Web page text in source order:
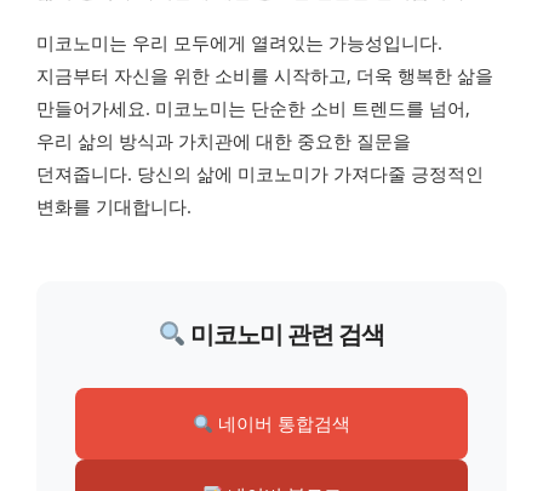
미코노미는 우리 모두에게 열려있는 가능성입니다.
지금부터 자신을 위한 소비를 시작하고, 더욱 행복한 삶을
만들어가세요. 미코노미는 단순한 소비 트렌드를 넘어,
우리 삶의 방식과 가치관에 대한 중요한 질문을
던져줍니다. 당신의 삶에 미코노미가 가져다줄 긍정적인
변화를 기대합니다.
미코노미 관련 검색
네이버 통합검색